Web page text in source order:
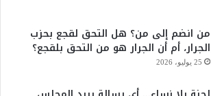
b
e
من انضم إلى من؟ هل التحق لقجع بحزب
الجرار، أم أن الجرار هو من التحق بلقجع؟
25 يوليو، 2026